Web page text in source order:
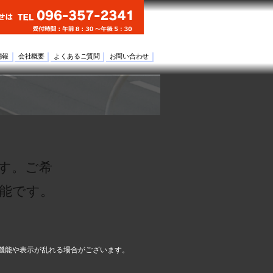
報 会社概要 よくあるご質問 お問い合わせ
。ご希
です。
能や表示が乱れる場合がございます。